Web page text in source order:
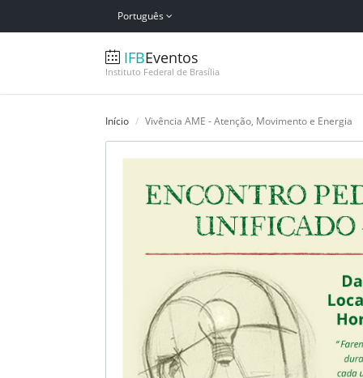
Português
IFBEventos
Instituto Federal de Brasília
Início Vivência AME - Atenção, Movimento e Energia